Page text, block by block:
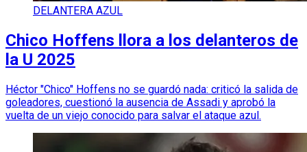
DELANTERA AZUL
Chico Hoffens llora a los delanteros de
la U 2025
Héctor "Chico" Hoffens no se guardó nada: criticó la salida de
goleadores, cuestionó la ausencia de Assadi y aprobó la
vuelta de un viejo conocido para salvar el ataque azul.